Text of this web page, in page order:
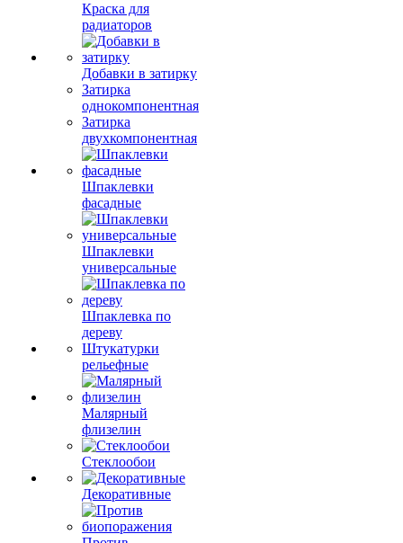
Краска для
радиаторов
Добавки в затирку
Затирка
однокомпонентная
Затирка
двухкомпонентная
Шпаклевки
фасадные
Шпаклевки
универсальные
Шпаклевка по
дереву
Штукатурки
рельефные
Малярный
флизелин
Стеклообои
Декоративные